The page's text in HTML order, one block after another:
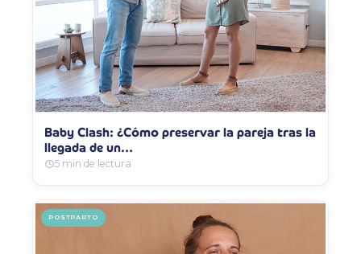
Baby Clash: ¿Cómo preservar la pareja tras la
llegada de un…
5 min de lectura
POSTPARTO